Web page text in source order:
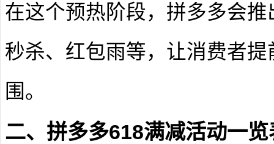
在这个预热阶段，拼多多会
秒杀、红包雨等，让消费者
围。
二、拼多多618满减活动一览